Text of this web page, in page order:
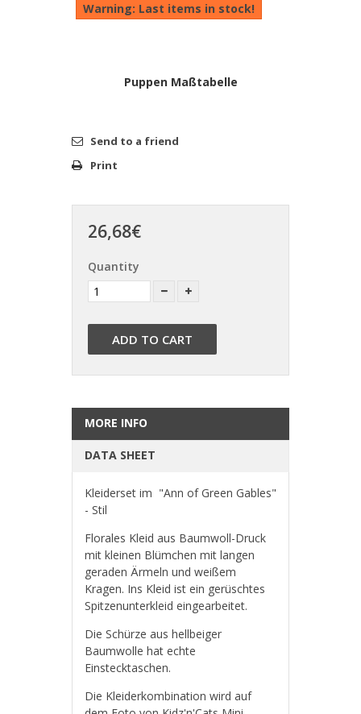
Warning: Last items in stock!
Puppen Maßtabelle
Send to a friend
Print
26,68€
Quantity
ADD TO CART
MORE INFO
DATA SHEET
Kleiderset im "Ann of Green Gables"
- Stil
Florales Kleid aus Baumwoll-Druck
mit kleinen Blümchen mit langen
geraden Ärmeln und weißem
Kragen. Ins Kleid ist ein gerüschtes
Spitzenunterkleid eingearbeitet.
Die Schürze aus hellbeiger
Baumwolle hat echte
Einstecktaschen.
Die Kleiderkombination wird auf